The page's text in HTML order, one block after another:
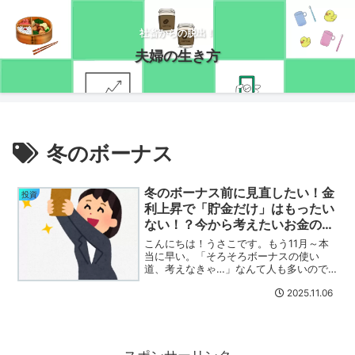
社畜からの脱出！
夫婦の生き方
冬のボーナス
投資
冬のボーナス前に見直したい！金
利上昇で「貯金だけ」はもったい
ない！？今から考えたいお金の活
かし方
こんにちは！うさこです。もう11月～本
当に早い。「そろそろボーナスの使い
道、考えなきゃ…」なんて人も多いので
利が上がってるので、貯金を選択肢に入
2025.11.06